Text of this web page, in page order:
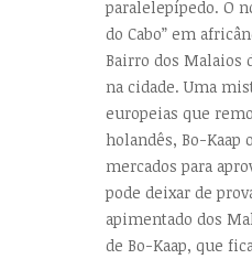
paralelepípedo. O
do Cabo” em
Bairro dos Malaios
na cidade. Uma
europeias que
holandês, Bo-
mercados para
pode deixar de
apimentado dos
de Bo-Kaap, que